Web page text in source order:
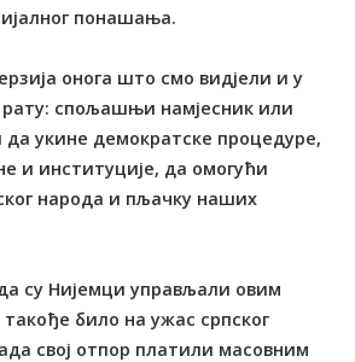
понашања.
онога што смо видјели и у
рату: спољашњи намјесник или
да укине демократске процедуре,
и институције, да омогући
народа и пљачку наших
су Нијемци управљали овим
било на ужас српског
свој отпор платили масовним